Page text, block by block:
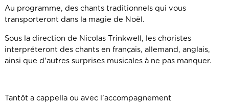
Au programme, des chants traditionnels qui vous
transporteront dans la magie de Noël.
Sous la direction de Nicolas Trinkwell, les choristes
interpréteront des chants en français, allemand, anglais,
ainsi que d'autres surprises musicales à ne pas manquer.
Tantôt a cappella ou avec l’accompagnement